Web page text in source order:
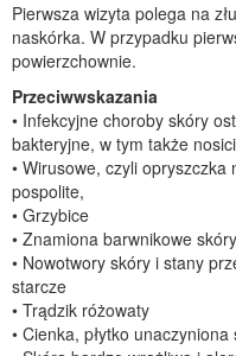
Pierwsza wizyta polega na
naskórka. W przypadku
powierzchownie.
Przeciwwskazania
• Infekcyjne choroby skóry
bakteryjne, w tym także
• Wirusowe, czyli opryszczka
pospolite,
• Grzybice
• Znamiona barwnikowe skóry
• Nowotwory skóry i stany
starcze
• Trądzik różowaty
• Cienka, płytko unaczyniona